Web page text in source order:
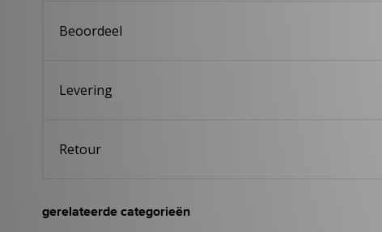
Beoordeel
Levering
Retour
gerelateerde categorieën